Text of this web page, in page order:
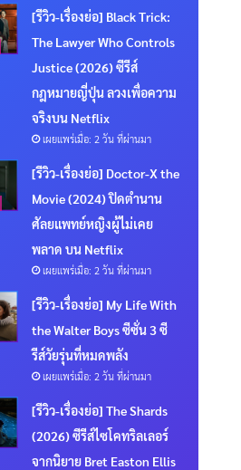
[รีวิว-เรื่องย่อ] Black Trick:
The Lawyer Who Controls
Justice (2026) ซีรีส์
กฎหมายญี่ปุ่น ลวงเพื่อความ
จริงบน Netflix
เผยแพร่เมื่อ: 2 วัน ที่ผ่านมา
[รีวิว-เรื่องย่อ] Doctor-X the
Movie (2024) ปิดตำนาน
ศัลยแพทย์หญิงผู้ไม่เคย
พลาด บน Netflix
เผยแพร่เมื่อ: 2 วัน ที่ผ่านมา
[รีวิว-เรื่องย่อ] My Life With
the Walter Boys ซีซั่น 3 ซี
รีส์วัยรุ่นที่หมดพลัง
เผยแพร่เมื่อ: 2 วัน ที่ผ่านมา
[รีวิว-เรื่องย่อ] The Shards
(2026) ซีรีส์ไซโคทริลเลอร์
จากนิยาย Bret Easton Ellis